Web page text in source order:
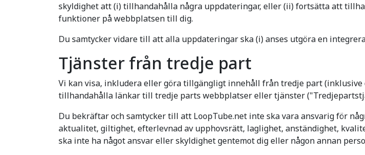
skyldighet att (i) tillhandahålla några uppdateringar, eller (ii) fortsätta att
funktioner på webbplatsen till dig.
Du samtycker vidare till att alla uppdateringar ska (i) anses utgöra en
Tjänster från tredje part
Vi kan visa, inkludera eller göra tillgängligt innehåll från tredje part
tillhandahålla länkar till tredje parts webbplatser eller tjänster
Du bekräftar och samtycker till att LoopTube.net inte ska vara ansvarig för
aktualitet, giltighet, efterlevnad av upphovsrätt, laglighet, anständighet,
ska inte ha något ansvar eller skyldighet gentemot dig eller någon annan